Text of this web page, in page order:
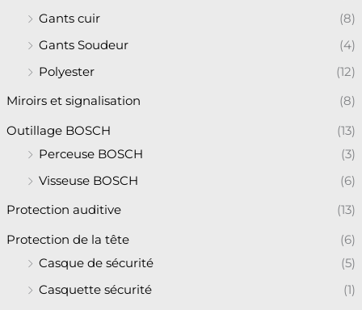
Gants cuir
(8)
Gants Soudeur
(4)
Polyester
(12)
Miroirs et signalisation (8)
Outillage BOSCH
(13)
Perceuse BOSCH
(3)
Visseuse BOSCH
(6)
Protection auditive (13)
Protection de la tête
(6)
Casque de sécurité
(5)
Casquette sécurité
(1)